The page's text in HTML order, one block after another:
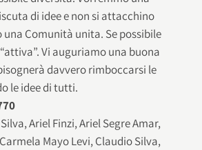
di idee e non si attacchino
una Comunità unita. Se possibile
Vi auguriamo una buona
davvero rimboccarsi le
le idee di tutti.
Ariel Finzi, Ariel Segre Amar,
Mayo Levi, Claudio Silva,